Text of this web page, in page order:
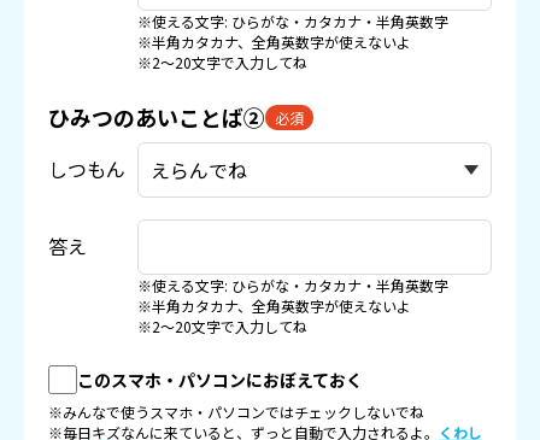
※使える文字: ひらがな・カタカナ・半角英数字
※半角カタカナ、全角英数字が使えないよ
※2〜20文字で入力してね
ひみつのあいことば② 必須
しつもん
答え
※使える文字: ひらがな・カタカナ・半角英数字
※半角カタカナ、全角英数字が使えないよ
※2〜20文字で入力してね
このスマホ・パソコンにおぼえておく
※みんなで使うスマホ・パソコンではチェックしないでね
※毎日キズなんに来ていると、ずっと自動で入力されるよ。 くわし